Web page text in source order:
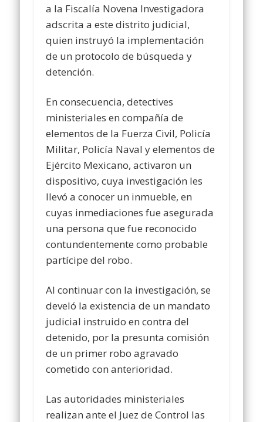
a la Fiscalía Novena Investigadora
adscrita a este distrito judicial,
quien instruyó la implementación
de un protocolo de búsqueda y
detención.
En consecuencia, detectives
ministeriales en compañía de
elementos de la Fuerza Civil, Policía
Militar, Policía Naval y elementos de
Ejército Mexicano, activaron un
dispositivo, cuya investigación les
llevó a conocer un inmueble, en
cuyas inmediaciones fue asegurada
una persona que fue reconocido
contundentemente como probable
partícipe del robo.
Al continuar con la investigación, se
develó la existencia de un mandato
judicial instruido en contra del
detenido, por la presunta comisión
de un primer robo agravado
cometido con anterioridad.
Las autoridades ministeriales
realizan ante el Juez de Control las